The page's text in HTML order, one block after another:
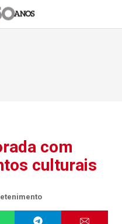
com
culturais